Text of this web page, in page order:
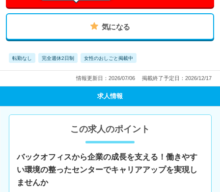
気になる
転勤なし 完全週休2日制 女性のおしごと掲載中
情報更新日：2026/07/06 掲載終了予定日：2026/12/17
求人情報
この求人のポイント
バックオフィスから企業の成長を支える！働きやす
い環境の整ったセンターでキャリアアップを実現し
ませんか